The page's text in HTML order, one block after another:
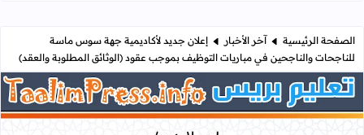
الصفحة الرئيسية آخر الأخبار
إعلان جديد لأكاديمية جهة سوس ماسة
للناجحات والناجحين في مباريات التوظيف بموجب عقود (الوثائق المطلوبة والعقد)